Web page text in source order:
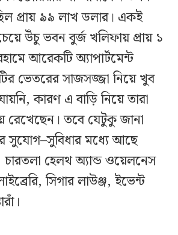
প্রায় ৯৯ লাখ ডলার। একই
উঁচু ভবন বুর্জ খলিফায় প্রায় ১
আরেকটি অ্যাপার্টমেন্ট
ভেতরের সাজসজ্জা নিয়ে খুব
কারণ এ বাড়ি নিয়ে তারা
রেখেছেন। তবে যেটুকু জানা
সুযোগ–সুবিধার মধ্যে আছে
চারতলা হেলথ অ্যান্ড ওয়েলনেস
সিগার লাউঞ্জ, ইভেন্ট